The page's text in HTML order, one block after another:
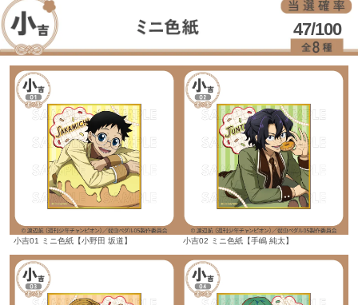
47/100
小吉01 ミニ色紙【小野田 坂道】 小吉02 ミニ色紙【手嶋 純太】